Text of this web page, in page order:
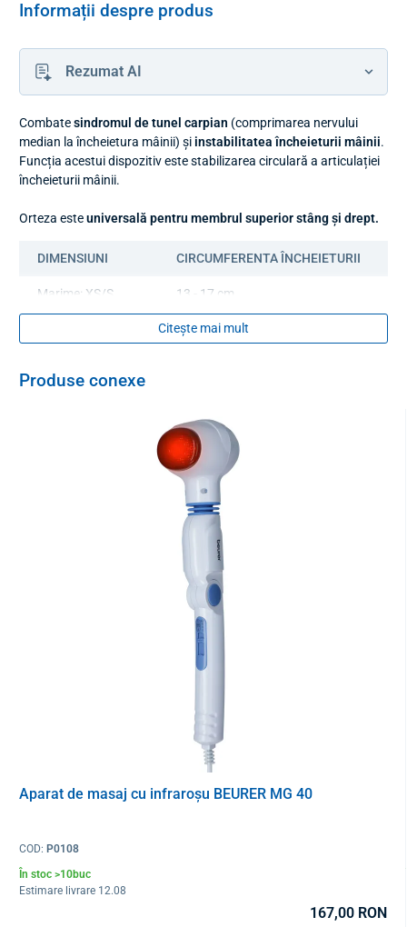
Informații despre produs
Rezumat AI
Combatesindromul de tunel carpian (comprimarea nervului
median la încheietura mâinii) și instabilitatea încheieturii mâinii.
Funcția acestui dispozitiv este stabilizarea circulară a articulației
încheieturii mâinii.
Orteza esteuniversală pentru membrul superior stâng și drept.
DIMENSIUNI CIRCUMFERENTA ÎNCHEIETURII
Marime: XS/S 13 - 17 cm
17 - 21 cm
Citește mai mult
Produse conexe
Aparat de masaj cu infraroșu BEURER MG 40
COD: P0108
În stoc >10buc
Estimare livrare 12.08
167,00 RON